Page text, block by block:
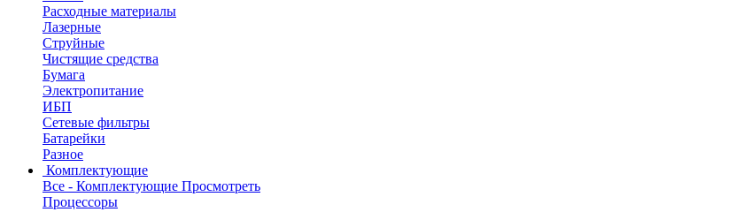
Расходные материалы
Лазерные
Струйные
Чистящие средства
Бумага
Электропитание
ИБП
Сетевые фильтры
Батарейки
Разное
Комплектующие
Все - Комплектующие Просмотреть
Процессоры